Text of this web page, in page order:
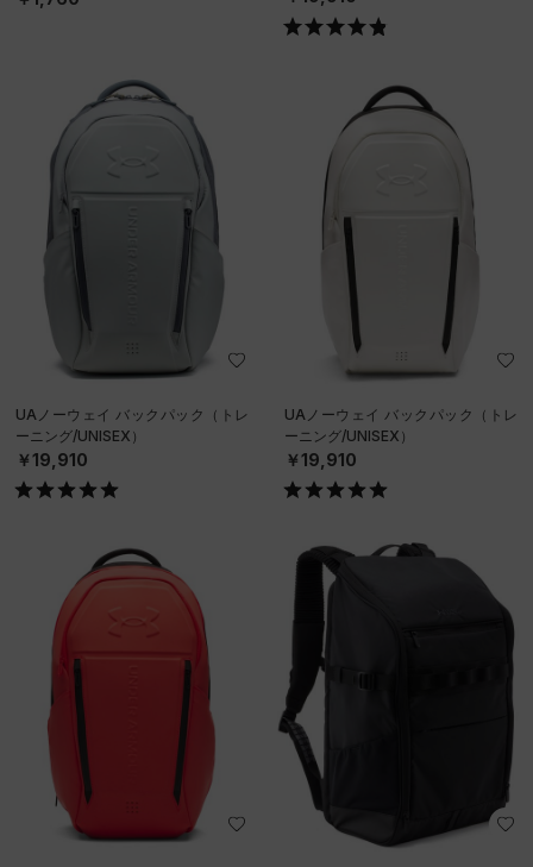
UAノーウェイ バックパック（トレ
ーニング/UNISEX）
￥19,910
UAノーウェイ バックパック（トレ
ーニング/UNISEX）
￥19,910